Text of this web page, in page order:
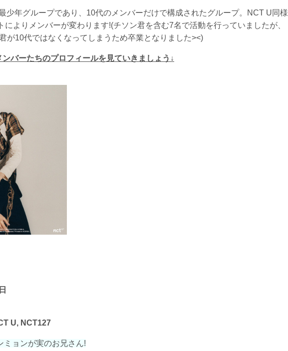
少年グループであり、10代のメンバーだけで構成されたグループ。NCT U同様
によりメンバーが変わります!(チソン君を含む7名で活動を行っていましたが、
が10代ではなくなってしまうため卒業となりました><)
バーたちのプロフィールを見ていきましょう↓
U, NCT127
ミョンが実のお兄さん!